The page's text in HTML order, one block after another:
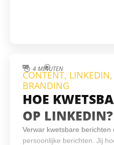
4 MINUTEN
CONTENT, LINKEDIN,
BRANDING
HOE
OP LINKEDIN?
Verwar kwetsbare
persoonlijke berichten. Jij